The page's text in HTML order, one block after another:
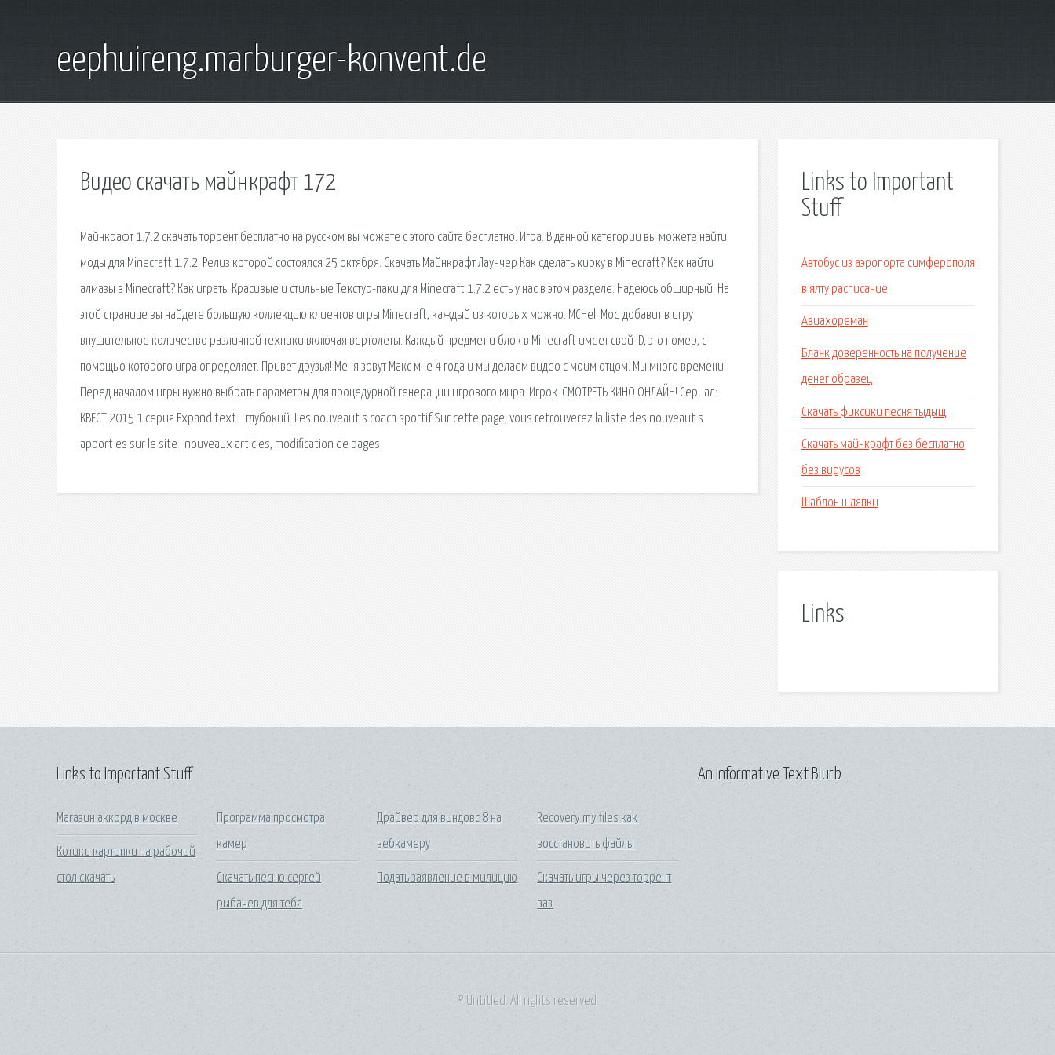
eephuireng.marburger-konvent.de
Видео скачать майнкрафт 172
Майнкрафт 1.7.2 скачать торрент бесплатно на русском вы можете с этого сайта бесплатно. Игра. В данной категории вы можете найти
моды для Minecraft 1.7.2. Релиз которой состоялся 25 октября. Скачать Майнкрафт Лаунчер Как сделать кирку в Minecraft? Как найти
алмазы в Minecraft? Как играть. Красивые и стильные Текстур-паки для Minecraft 1.7.2 есть у нас в этом разделе. Надеюсь обширный. На
этой странице вы найдете большую коллекцию клиентов игры Minecraft, каждый из которых можно. MCHeli Mod добавит в игру
внушительное количество различной техники включая вертолеты. Каждый предмет и блок в Minecraft имеет свой ID, это номер, с
помощью которого игра определяет. Привет друзья! Меня зовут Макс мне 4 года и мы делаем видео с моим отцом. Мы много времени.
Перед началом игры нужно выбрать параметры для процедурной генерации игрового мира. Игрок. СМОТРЕТЬ КИНО ОНЛАЙН! Сериал:
КВЕСТ 2015 1 серия Expand text… глубокий. Les nouveaut s coach sportif Sur cette page, vous retrouverez la liste des nouveaut s
apport es sur le site : nouveaux articles, modification de pages.
Links to Important
Stuff
Автобус из аэропорта симферополя
в ялту расписание
Авиахореман
Бланк доверенность на получение
денег образец
Скачать фиксики песня тыдыщ
Скачать майнкрафт без бесплатно
без вирусов
Шаблон шляпки
Links
Links to Important Stuff
Магазин аккорд в москве
Котики картинки на рабочий
стол скачать
Программа просмотра
камер
Скачать песню сергей
рыбачев для тебя
Драйвер для виндовс 8 на
вебкамеру
Подать заявление в милицию
Recovery my files как
восстановить файлы
Скачать игры через торрент
ваз
An Informative Text Blurb
© Untitled. All rights reserved.